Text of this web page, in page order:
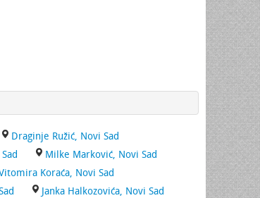
Draginje Ružić, Novi Sad
Milke Marković, Novi Sad
Koraća, Novi Sad
Janka Halkozovića, Novi Sad